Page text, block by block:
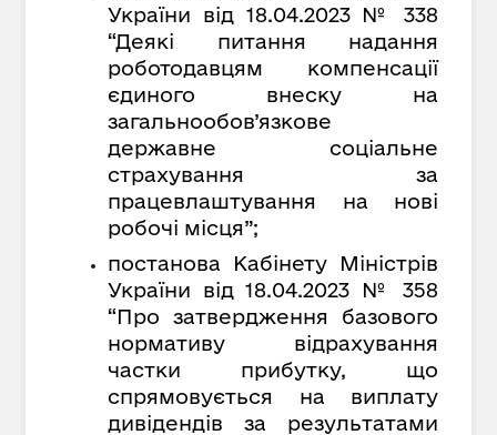
України від 18.04.2023 № 338
“Деякі питання надання
роботодавцям компенсації
єдиного внеску на
загальнообов’язкове
державне соціальне
страхування за
працевлаштування на нові
робочі місця”;
постанова Кабінету Міністрів
України від 18.04.2023 № 358
“Про затвердження базового
нормативу відрахування
частки прибутку, що
спрямовується на виплату
дивідендів за результатами